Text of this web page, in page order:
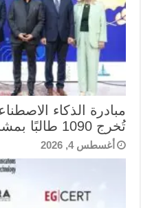
مبادرة الذكاء
تُخرج 1090 طالبًا بمشروعات مبتكرة
أغسطس 4, 2026